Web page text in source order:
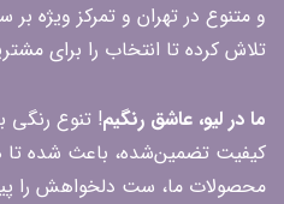
و متنوع در تهران و تمرکز
تلاش کرده تا انتخاب را برای
ما در لیو، عاشق رنگیم! تنوع رنگی
کیفیت تضمین‌شده، باعث شده تا
محصولات ما، ست دلخواهش را